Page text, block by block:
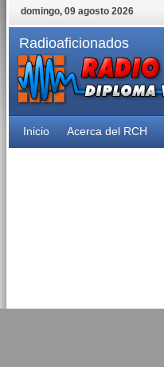
domingo, 09 agosto 2026
Radioaficionados
Inicio Acerca del RCH